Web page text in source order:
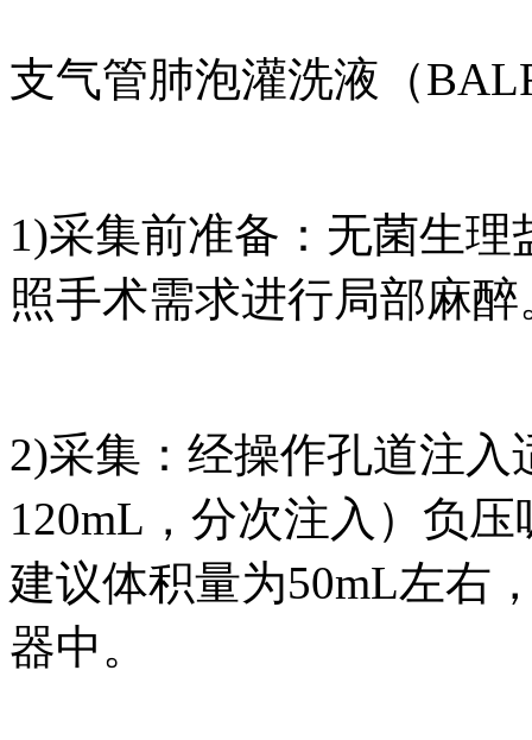
支气管肺泡灌洗液（
1)采集前准备：无菌生
照手术需求进行局部麻醉
2)采集：经操作孔道注
120mL，分次注入）负
建议体积量为50mL左右
器中。